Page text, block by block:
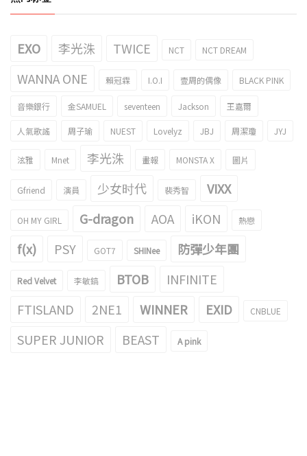
EXO 李光洙 TWICE NCT NCT DREAM
WANNA ONE 賴冠霖 I.O.I 壹周的偶像 BLACK PINK
音樂銀行 金SAMUEL seventeen Jackson 王嘉爾
人氣歌謠 周子瑜 NUEST Lovelyz JBJ 周潔瓊 JYJ
泫雅 Mnet 李光洙 畫報 MONSTA X 圖片
Gfriend 演員 少女时代 裴秀智 VIXX
OH MY GIRL G-dragon AOA iKON 熱戀
f(x) PSY GOT7 SHINee 防彈少年團
Red Velvet 李敏鎬 BTOB
INFINITE
FTISLAND
2NE1 WINNER EXID CNBLUE
SUPER JUNIOR BEAST A pink